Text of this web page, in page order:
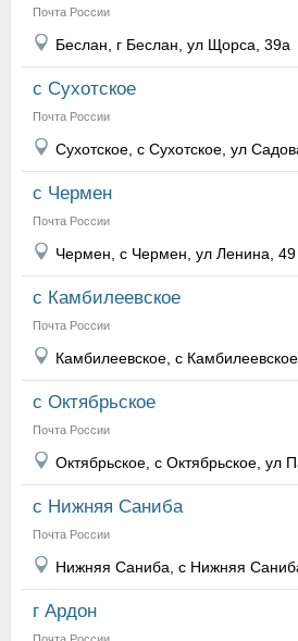
Почта России
Беслан, г Беслан, ул Щорса, 39а
с Сухотское
Почта России
Сухотское, с Сухотское, ул
с Чермен
Почта России
Чермен, с Чермен, ул Ленина, 49
с Камбилеевское
Почта России
Камбилеевское, с
с Октябрьское
Почта России
Октябрьское, с Октябрьское, ул
с Нижняя Саниба
Почта России
Нижняя Саниба, с Нижняя
г Ардон